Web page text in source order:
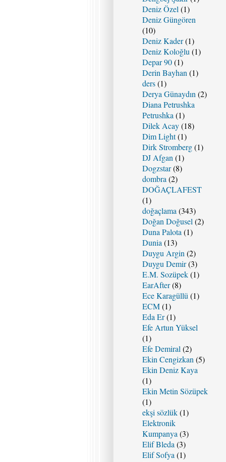
Deniz Özel (1)
Deniz Güngören
(10)
Deniz Kader(1)
Deniz Koloğlu (1)
Depar 90(1)
Derin Bayhan (1)
ders(1)
Derya Günaydın (2)
Diana Petrushka
Petrushka (1)
Dilek Acay(18)
Dim Light(1)
Dirk Stromberg(1)
DJ Afgan (1)
Dogzstar(8)
dombra (2)
DOĞAÇLAFEST
(1)
doğaçlama (343)
Doğan Doğusel (2)
Duna Palota (1)
Dunia (13)
Duygu Argin (2)
Duygu Demir(3)
E.M. Sozüpek(1)
EarAfter(8)
Ece Karagüllü (1)
ECM(1)
Eda Er(1)
Efe Artun Yüksel
(1)
Efe Demiral (2)
Ekin Cengizkan (5)
Ekin Deniz Kaya
(1)
Ekin Metin Sözüpek
(1)
ekşi sözlük(1)
Elektronik
Kumpanya (3)
Elif Bleda (3)
Elif Sofya (1)